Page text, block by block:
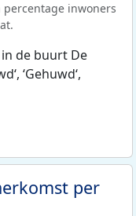
inwoners
de buurt De
‘Gehuwd‘,
per